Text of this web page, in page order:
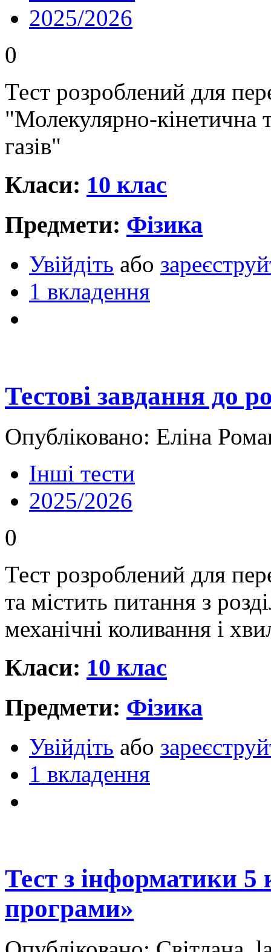
2025/2026
0
Тест розроблений для
"Молекулярно-кінетична
газів"
Класи: 10 клас
Предмети: Фізика
Увійдіть або
1 вкладення
Тестові завдання до
Опубліковано: Еліна
Інші тести
2025/2026
0
Тест розроблений для
та містить питання з
механічні коливання і
Класи: 10 клас
Предмети: Фізика
Увійдіть або
1 вкладення
Тест з інформатики
програми»